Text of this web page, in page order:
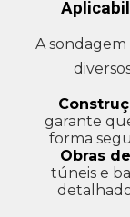
A
garante
forma
Obras
túneis e